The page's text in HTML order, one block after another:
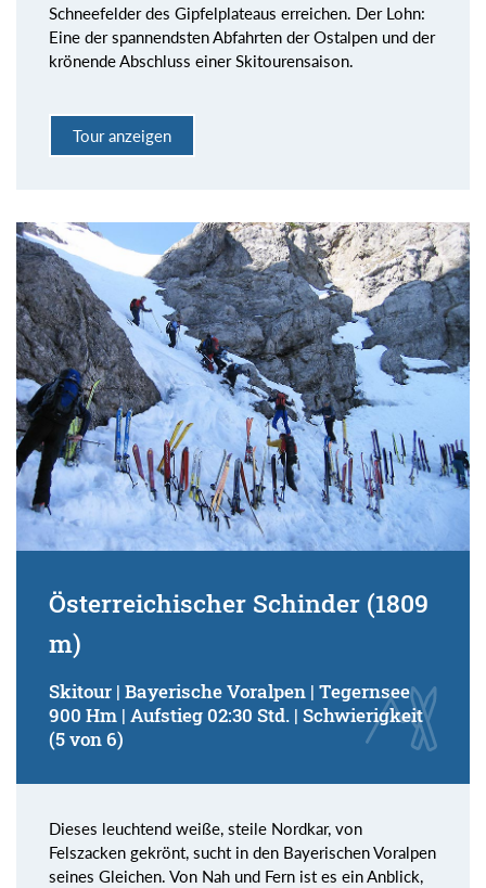
Schneefelder des Gipfelplateaus erreichen. Der Lohn:
Eine der spannendsten Abfahrten der Ostalpen und der
krönende Abschluss einer Skitourensaison.
Tour anzeigen
Österreichischer Schinder (1809
m)
Skitour | Bayerische Voralpen | Tegernsee
900 Hm | Aufstieg 02:30 Std. | Schwierigkeit
(5 von 6)
Dieses leuchtend weiße, steile Nordkar, von
Felszacken gekrönt, sucht in den Bayerischen Voralpen
seines Gleichen. Von Nah und Fern ist es ein Anblick,